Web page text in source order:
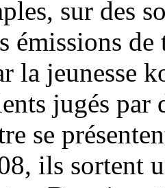
sur des
émissions
la jeunesse
jugés par
se
ils sortent